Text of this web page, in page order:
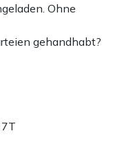
Ohne
gehandhabt?